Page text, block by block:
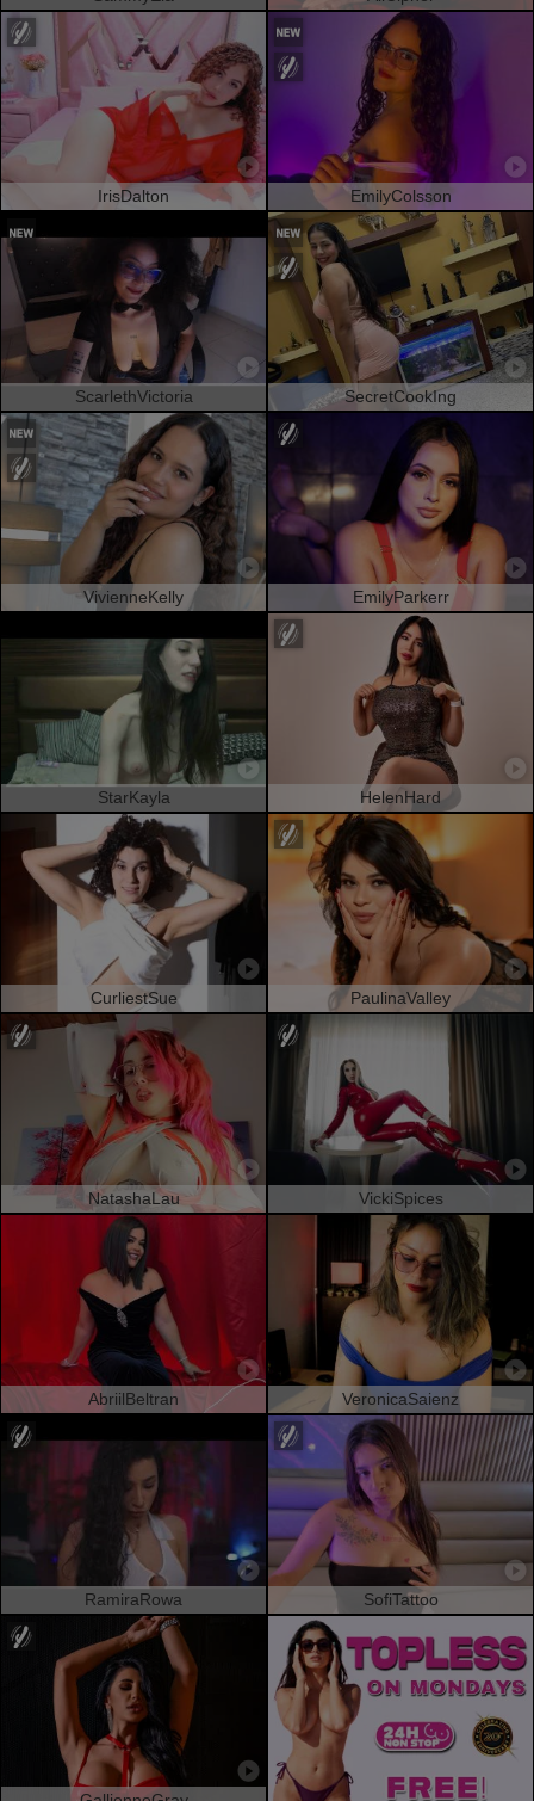
IrisDalton EmilyColsson
ScarlethVictoria SecretCookIng
VivienneKelly EmilyParkerr
StarKayla HelenHard
CurliestSue PaulinaValley
NatashaLau VickiSpices
AbriilBeltran VeronicaSaienz
RamiraRowa SofiTattoo